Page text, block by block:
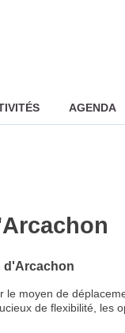
AGENDA
d'Arcachon
le moyen de
de flexibilité,